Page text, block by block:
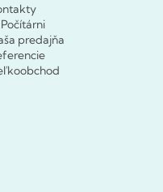
predajňa